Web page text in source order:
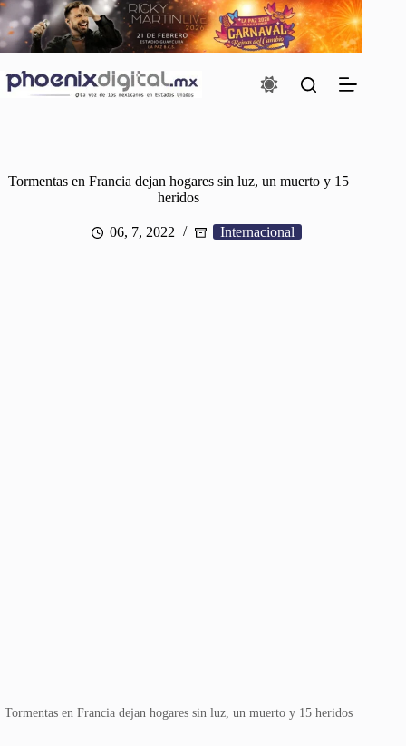
Saltar
al
contenido
Tormentas en Francia dejan hogares sin luz, un muerto y 15
heridos
06, 7, 2022 Internacional
Tormentas en Francia dejan hogares sin luz, un muerto y 15 heridos